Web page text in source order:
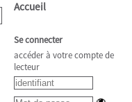
Accueil
Se connecter
accéder à votre compte de
lecteur